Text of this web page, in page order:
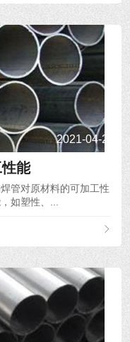
2021-04-22
能
管对原材料的可加工性
如塑性、...